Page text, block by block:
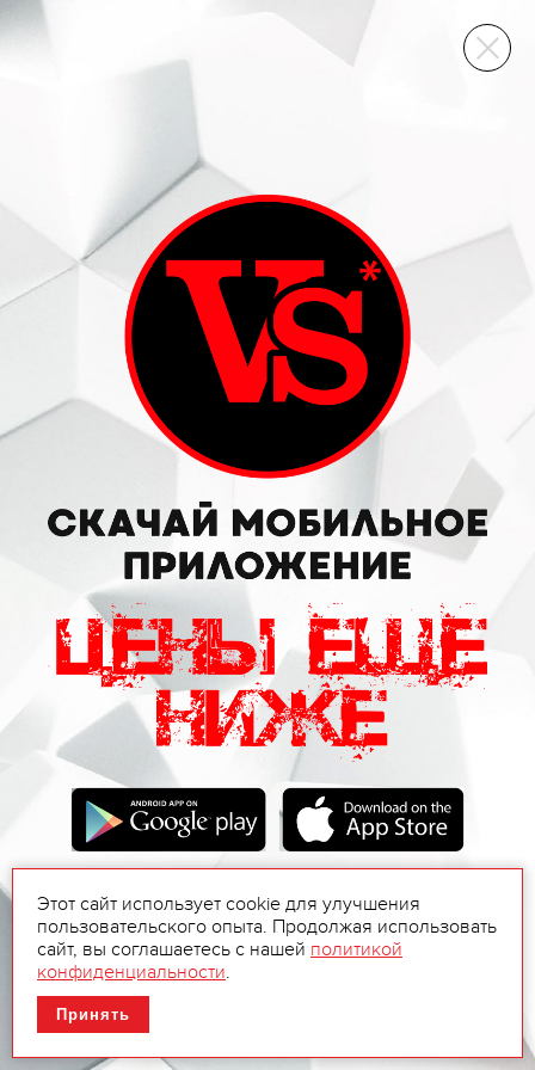
ВИННЫЙ СКЛАД
Этот сайт использует cookie для улучшения
пользовательского опыта. Продолжая использовать
сайт, вы соглашаетесь с нашей политикой
конфиденциальности.
Принять